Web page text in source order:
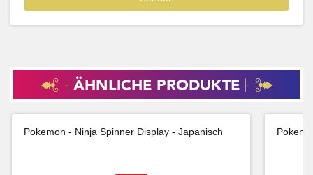
ÄHNLICHE PRODUKTE
Pokemon - Ninja Spinner Display - Japanisch